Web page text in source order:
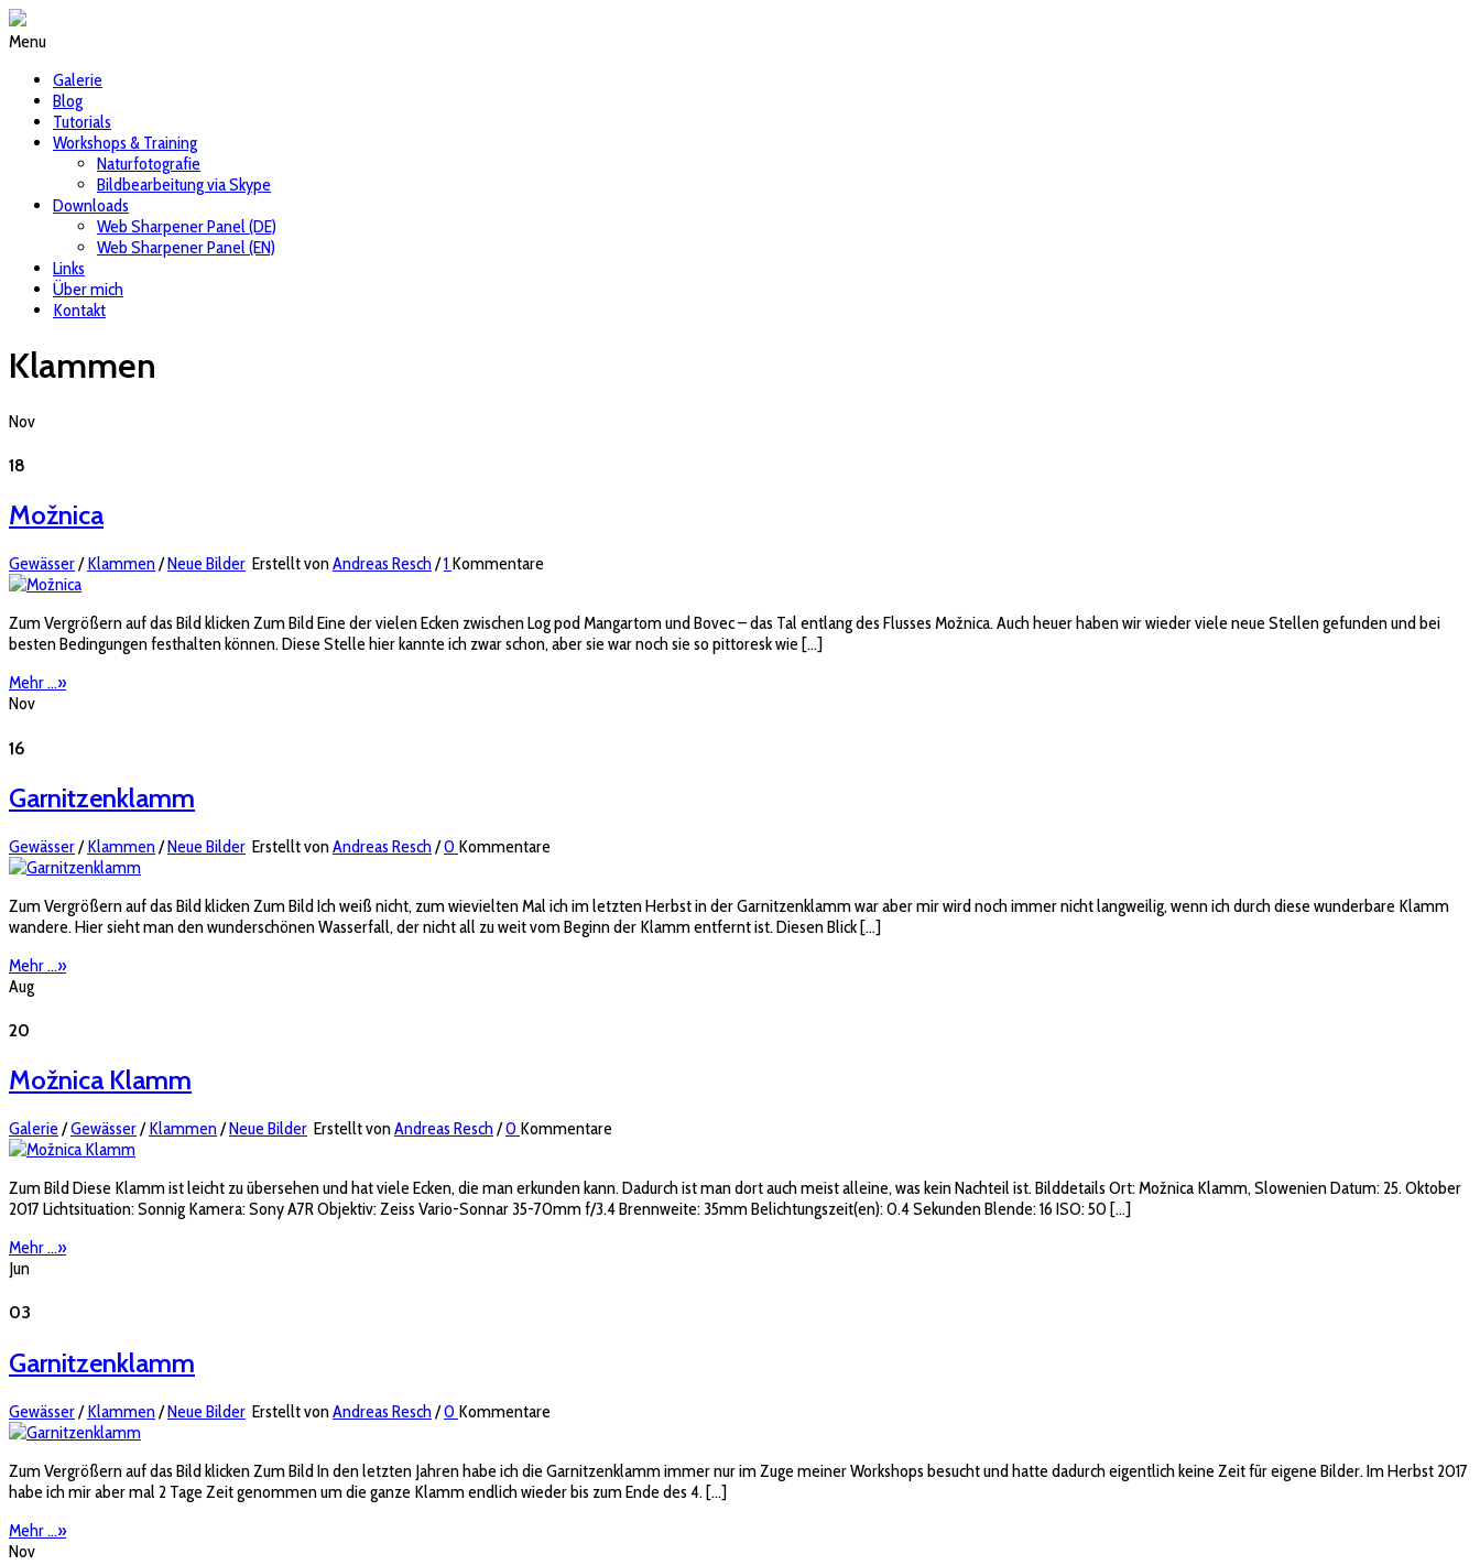
Menu
Galerie
Blog
Tutorials
Workshops & Training
Naturfotografie
Bildbearbeitung via Skype
Downloads
Web Sharpener Panel (DE)
Web Sharpener Panel (EN)
Links
Über mich
Kontakt
Klammen
Nov
18
Možnica
Gewässer/Klammen/Neue Bilder Erstellt vonAndreas Resch/1 Kommentare
Zum Vergrößern auf das Bild klicken Zum Bild Eine der vielen Ecken zwischen Log pod Mangartom und Bovec – das Tal entlang des Flusses Možnica. Auch heuer haben wir wieder viele neue Stellen gefunden und bei
besten Bedingungen festhalten können. Diese Stelle hier kannte ich zwar schon, aber sie war noch sie so pittoresk wie […]
Mehr ...»
Nov
16
Garnitzenklamm
Gewässer/Klammen/Neue Bilder Erstellt vonAndreas Resch/0 Kommentare
Zum Vergrößern auf das Bild klicken Zum Bild Ich weiß nicht, zum wievielten Mal ich im letzten Herbst in der Garnitzenklamm war aber mir wird noch immer nicht langweilig, wenn ich durch diese wunderbare Klamm
wandere. Hier sieht man den wunderschönen Wasserfall, der nicht all zu weit vom Beginn der Klamm entfernt ist. Diesen Blick […]
Mehr ...»
Aug
20
Možnica Klamm
Galerie /Gewässer/Klammen/Neue Bilder Erstellt vonAndreas Resch/0 Kommentare
Zum Bild Diese Klamm ist leicht zu übersehen und hat viele Ecken, die man erkunden kann. Dadurch ist man dort auch meist alleine, was kein Nachteil ist. Bilddetails Ort: Možnica Klamm, Slowenien Datum: 25. Oktober
2017 Lichtsituation: Sonnig Kamera: Sony A7R Objektiv: Zeiss Vario-Sonnar 35-70mm f/3.4 Brennweite: 35mm Belichtungszeit(en): 0.4 Sekunden Blende: 16 ISO: 50 […]
Mehr ...»
Jun
03
Garnitzenklamm
Gewässer/Klammen/Neue Bilder Erstellt vonAndreas Resch/0 Kommentare
Zum Vergrößern auf das Bild klicken Zum Bild In den letzten Jahren habe ich die Garnitzenklamm immer nur im Zuge meiner Workshops besucht und hatte dadurch eigentlich keine Zeit für eigene Bilder. Im Herbst 2017
habe ich mir aber mal 2 Tage Zeit genommen um die ganze Klamm endlich wieder bis zum Ende des 4. […]
Mehr ...»
Nov